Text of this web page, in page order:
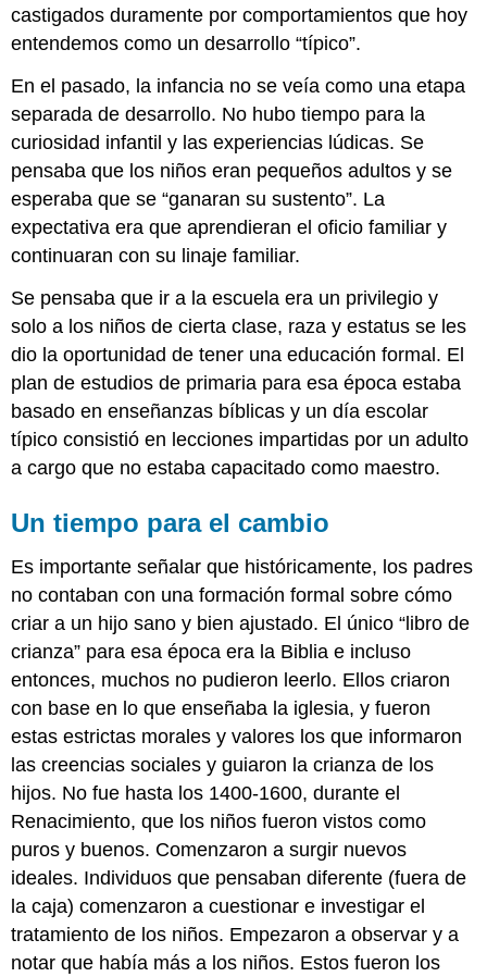
castigados duramente por comportamientos que hoy
entendemos como un desarrollo “típico”.
En el pasado, la infancia no se veía como una etapa
separada de desarrollo. No hubo tiempo para la
curiosidad infantil y las experiencias lúdicas. Se
pensaba que los niños eran pequeños adultos y se
esperaba que se “ganaran su sustento”. La
expectativa era que aprendieran el oficio familiar y
continuaran con su linaje familiar.
Se pensaba que ir a la escuela era un privilegio y
solo a los niños de cierta clase, raza y estatus se les
dio la oportunidad de tener una educación formal. El
plan de estudios de primaria para esa época estaba
basado en enseñanzas bíblicas y un día escolar
típico consistió en lecciones impartidas por un adulto
a cargo que no estaba capacitado como maestro.
Un tiempo para el cambio
Es importante señalar que históricamente, los padres
no contaban con una formación formal sobre cómo
criar a un hijo sano y bien ajustado. El único “libro de
crianza” para esa época era la Biblia e incluso
entonces, muchos no pudieron leerlo. Ellos criaron
con base en lo que enseñaba la iglesia, y fueron
estas estrictas morales y valores los que informaron
las creencias sociales y guiaron la crianza de los
hijos. No fue hasta los 1400-1600, durante el
Renacimiento, que los niños fueron vistos como
puros y buenos. Comenzaron a surgir nuevos
ideales. Individuos que pensaban diferente (fuera de
la caja) comenzaron a cuestionar e investigar el
tratamiento de los niños. Empezaron a observar y a
notar que había más a los niños. Estos fueron los